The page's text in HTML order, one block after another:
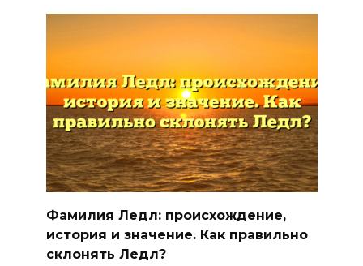
Фамилия Ледл: происхождение,
история и значение. Как правильно
склонять Ледл?